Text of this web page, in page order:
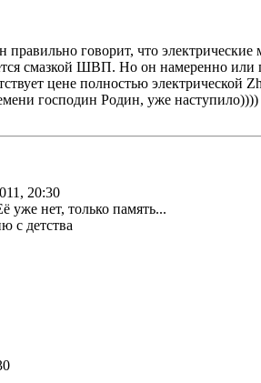
правильно говорит, что
смазкой ШВП. Но он намеренно
цене полностью
господин Родин, уже наступило))))
20:30
уже нет, только память...
с детства